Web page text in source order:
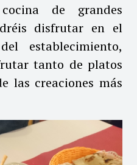
de grandes
disfrutar en el
establecimiento,
tanto de platos
las creaciones más